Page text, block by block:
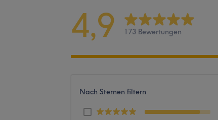
4,9 173 Bewertungen
Nach Sternen filtern